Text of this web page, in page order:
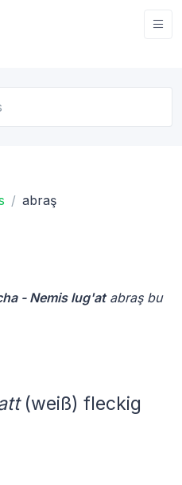
abraş
- Nemis lug'atabraş bu
(weiß) fleckig